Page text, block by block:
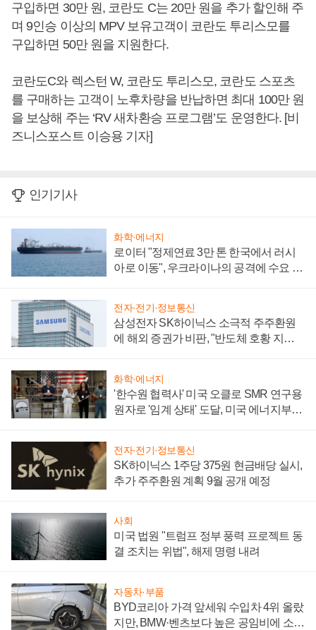
구입하면 30만 원, 코란도 C는 20만 원을 추가 할인해 주
며 9인승 이상의 MPV 보유고객이 코란도 투리스모를
구입하면 50만 원을 지원한다.
코란도C와 렉스턴 W, 코란도 투리스모, 코란도 스포츠
를 구매하는 고객이 노후차량을 반납하면 최대 100만 원
을 보상해 주는 ‘RV 새차환승 프로그램’도 운영한다. [비
즈니스포스트 이승용 기자]
인기기사
화학·에너지
로이터 "정제연료 3만 톤 한국에서 러시
아로 이동", 우크라이나의 공격에 수요 늘
전자·전기·정보통신
삼성전자 SK하이닉스 소극적 주주환원
에 해외 증권가 비판, "반도체 호황 지속
화학·에너지
'한수원 협력사' 미국 오클로 SMR 연구용
원자로 '임계 상태' 도달, 미국 에너지부
전자·전기·정보통신
SK하이닉스 1주당 375원 현금배당 실시,
추가 주주환원 계획 9월 공개 예정
사회
미국 법원 "트럼프 정부 풍력 프로젝트 동
결 조치는 위법", 해제 명령 내려
자동차·부품
BYD코리아 가격 앞세워 수입차 4위 올랐
지만, BMW·벤츠보다 높은 공임비에 소비